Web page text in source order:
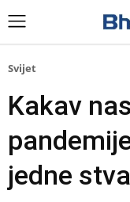
Svijet
Kakav
jedne